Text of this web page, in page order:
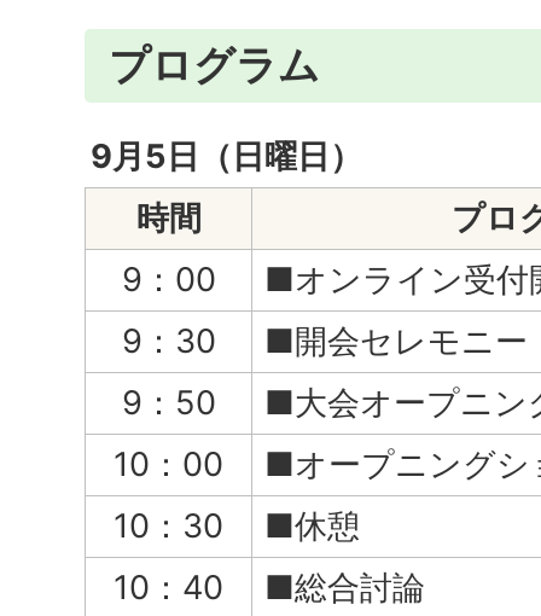
プログラム
9月5日（日曜日）
時間
プロ
9：00
■オンライン受付
9：30
■開会セレモニー
9：50
■大会オープニン
10：00
■オープニングシ
10：30
■休憩
10：40
■総合討論